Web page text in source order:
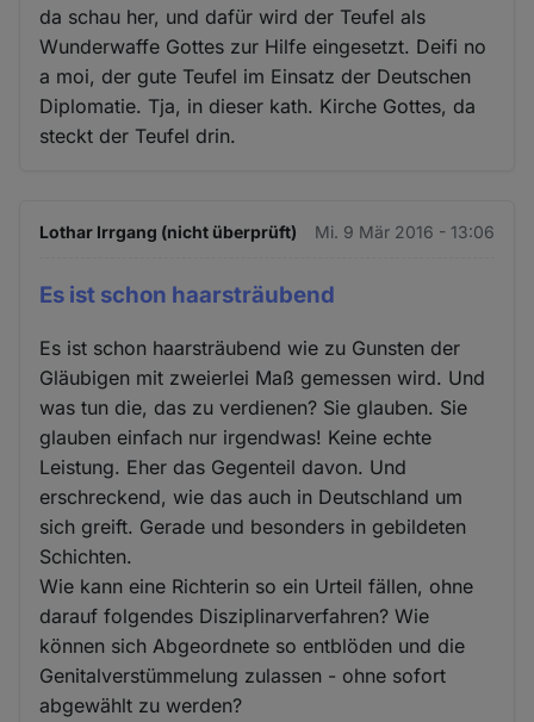
da schau her, und dafür wird der Teufel als
Wunderwaffe Gottes zur Hilfe eingesetzt. Deifi no
a moi, der gute Teufel im Einsatz der Deutschen
Diplomatie. Tja, in dieser kath. Kirche Gottes, da
steckt der Teufel drin.
Lothar Irrgang (nicht überprüft) Mi. 9 Mär 2016 - 13:06
Es ist schon haarsträubend
Es ist schon haarsträubend wie zu Gunsten der
Gläubigen mit zweierlei Maß gemessen wird. Und
was tun die, das zu verdienen? Sie glauben. Sie
glauben einfach nur irgendwas! Keine echte
Leistung. Eher das Gegenteil davon. Und
erschreckend, wie das auch in Deutschland um
sich greift. Gerade und besonders in gebildeten
Schichten.
Wie kann eine Richterin so ein Urteil fällen, ohne
darauf folgendes Disziplinarverfahren? Wie
können sich Abgeordnete so entblöden und die
Genitalverstümmelung zulassen - ohne sofort
abgewählt zu werden?